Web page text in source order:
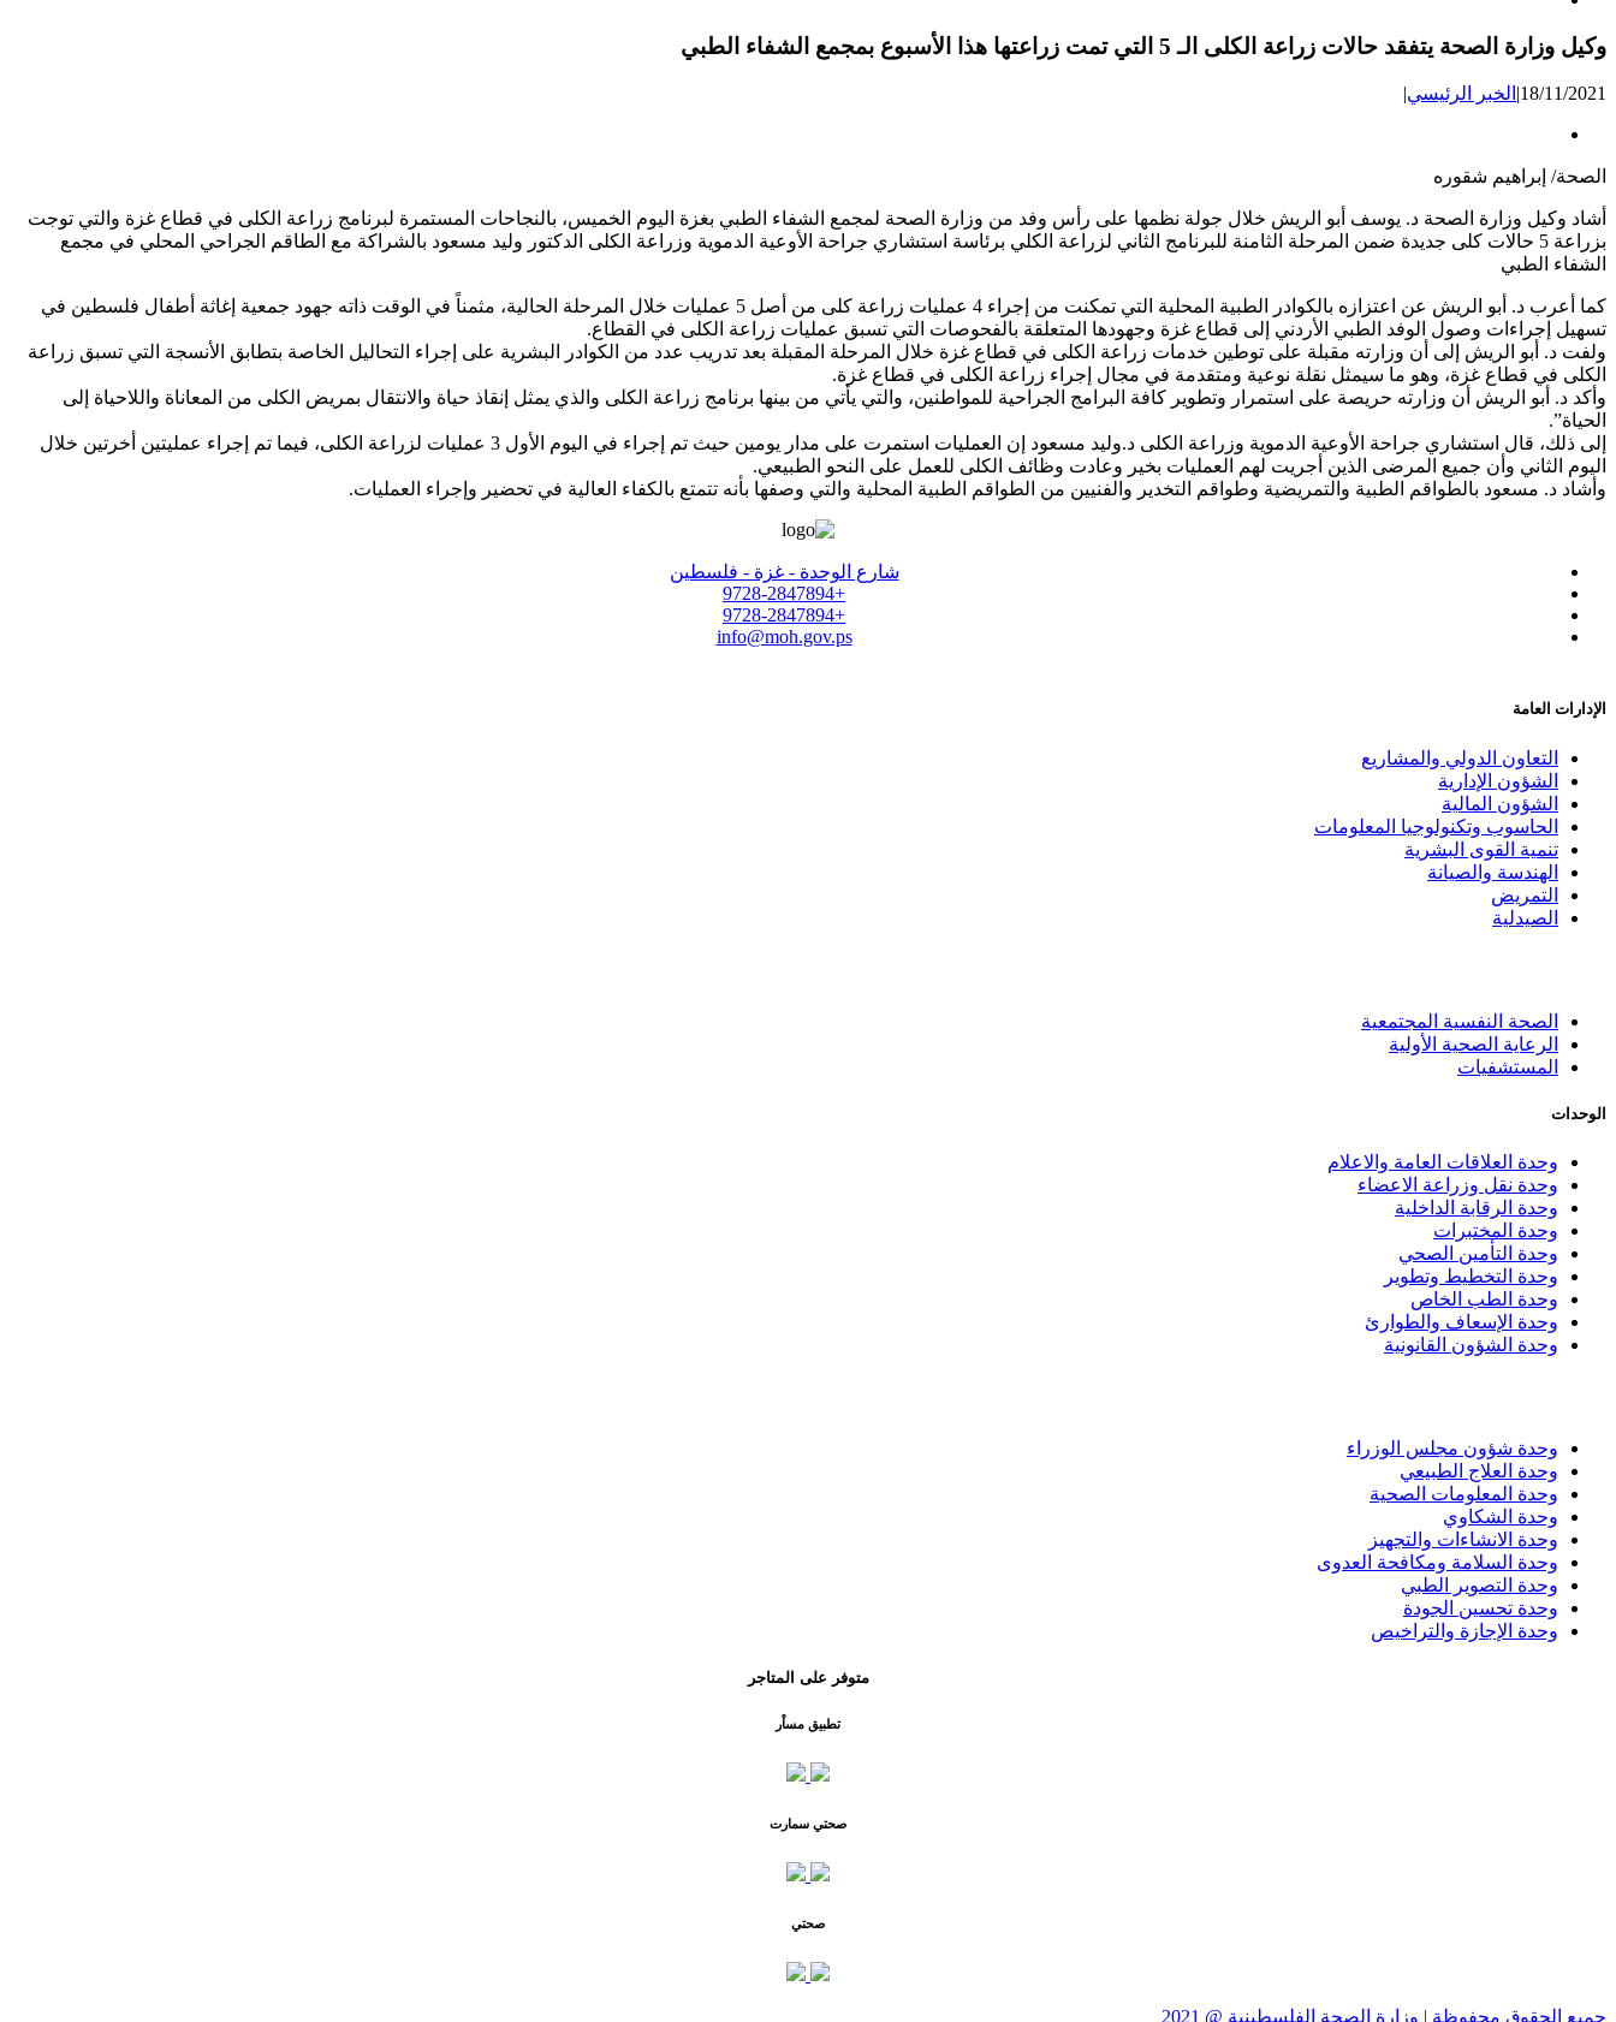
وكيل وزارة الصحة يتفقد حالات زراعة الكلى الـ 5 التي تمت زراعتها هذا الأسبوع بمجمع الشفاء الطبي
18/11/2021
| الخبر الرئيسي|
الصحة/ إبراهيم شقوره
أشاد وكيل وزارة الصحة د. يوسف أبو الريش خلال جولة نظمها على رأس وفد من وزارة الصحة لمجمع الشفاء الطبي بغزة اليوم الخميس، بالنجاحات المستمرة لبرنامج زراعة الكلى في قطاع غزة والتي توجت
بزراعة 5 حالات كلى جديدة ضمن المرحلة الثامنة للبرنامج الثاني لزراعة الكلي برئاسة استشاري جراحة الأوعية الدموية وزراعة الكلى الدكتور وليد مسعود بالشراكة مع الطاقم الجراحي المحلي في مجمع
الشفاء الطبي
كما أعرب د. أبو الريش عن اعتزازه بالكوادر الطبية المحلية التي تمكنت من إجراء 4 عمليات زراعة كلى من أصل 5 عمليات خلال المرحلة الحالية، مثمناً في الوقت ذاته جهود جمعية إغاثة أطفال فلسطين في
تسهيل إجراءات وصول الوفد الطبي الأردني إلى قطاع غزة وجهودها المتعلقة بالفحوصات التي تسبق عمليات زراعة الكلى في القطاع.
ولفت د. أبو الريش إلى أن وزارته مقبلة على توطين خدمات زراعة الكلى في قطاع غزة خلال المرحلة المقبلة بعد تدريب عدد من الكوادر البشرية على إجراء التحاليل الخاصة بتطابق الأنسجة التي تسبق زراعة
الكلى في قطاع غزة، وهو ما سيمثل نقلة نوعية ومتقدمة في مجال إجراء زراعة الكلى في قطاع غزة.
وأكد د. أبو الريش أن وزارته حريصة على استمرار وتطوير كافة البرامج الجراحية للمواطنين، والتي يأتي من بينها برنامج زراعة الكلى والذي يمثل إنقاذ حياة والانتقال بمريض الكلى من المعاناة واللاحياة إلى
الحياة”.
إلى ذلك، قال استشاري جراحة الأوعية الدموية وزراعة الكلى د.وليد مسعود إن العمليات استمرت على مدار يومين حيث تم إجراء في اليوم الأول 3 عمليات لزراعة الكلى، فيما تم إجراء عمليتين أخرتين خلال
اليوم الثاني وأن جميع المرضى الذين أجريت لهم العمليات بخير وعادت وظائف الكلى للعمل على النحو الطبيعي.
وأشاد د. مسعود بالطواقم الطبية والتمريضية وطواقم التخدير والفنيين من الطواقم الطبية المحلية والتي وصفها بأنه تتمتع بالكفاء العالية في تحضير وإجراء العمليات.
شارع الوحدة - غزة - فلسطين
+9728-2847894
+9728-2847894
info@moh.gov.ps
الإدارات العامة
التعاون الدولي والمشاريع
الشؤون الإدارية
الشؤون المالية
الحاسوب وتكنولوجيا المعلومات
تنمية القوى البشرية
الهندسة والصيانة
التمريض
الصيدلية
الصحة النفسية المجتمعية
الرعاية الصحية الأولية
المستشفيات
الوحدات
وحدة العلاقات العامة والاعلام
وحدة نقل وزراعة الاعضاء
وحدة الرقابة الداخلية
وحدة المختبرات
وحدة التأمين الصحي
وحدة التخطيط وتطوير
وحدة الطب الخاص
وحدة الإسعاف والطوارئ
وحدة الشؤون القانونية
وحدة شؤون مجلس الوزراء
وحدة العلاج الطبيعي
وحدة المعلومات الصحية
وحدة الشكاوي
وحدة الانشاءات والتجهيز
وحدة السلامة ومكافحة العدوى
وحدة التصوير الطبي
وحدة تحسين الجودة
وحدة الإجازة والتراخيص
متوفر على المتاجر
تطبيق مساْر
صحتي سمارت
صحتي
جميع الحقوق محفوظة | وزارة الصحة الفلسطينية @ 2021